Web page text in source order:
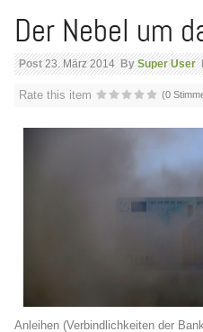
Der Nebel um
Post23. März 2014 By Super User
Rate this item (0
Anleihen (Verbindlichkeiten der